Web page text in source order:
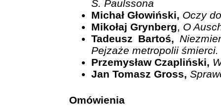
S. Paulssona
Michał Głowiński, Oczy
Mikołaj Grynberg, O
Tadeusz Bartoś,
Pejzaże metropolii
Przemysław Czapliński,
Jan Tomasz Gross,
Omówienia